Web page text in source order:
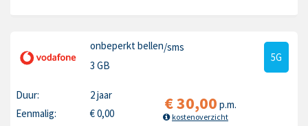
onbeperkt bellen/sms
3 GB
5G
Duur:
2 jaar
Eenmalig:
€0,00 €30,00 p.m.
kostenoverzicht